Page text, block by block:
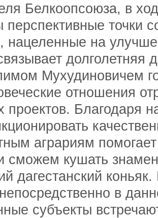
Белкоопсоюза, в
точки
нацеленные на
долголетняя
Мухудиновичем
отношения
проектов. Благодаря
аграриям
сможем кушать
дагестанский
в
субъекты